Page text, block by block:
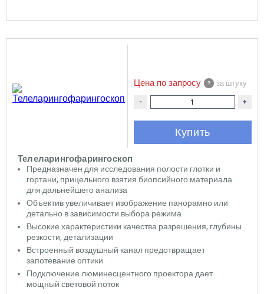
Телеларингофарингоскоп
Предназначен для исследования полости глотки и
гортани, прицельного взятия биопсийного материала
для дальнейшего анализа
Объектив увеличивает изображение панорамно или
детально в зависимости выбора режима
Высокие характеристики качества разрешения, глубины
резкости, детализации
Встроенный воздушный канал предотвращает
запотевание оптики
Подключение люминесцентного проектора дает
мощный световой поток
Цена по запросу за штуку
- +
Купить